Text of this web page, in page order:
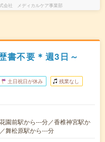
会社 メディカルケア事業部
書不要＊週3日～
土日祝日が休み 残業なし
園前駅から---分／香椎神宮駅か
舞松原駅から---分